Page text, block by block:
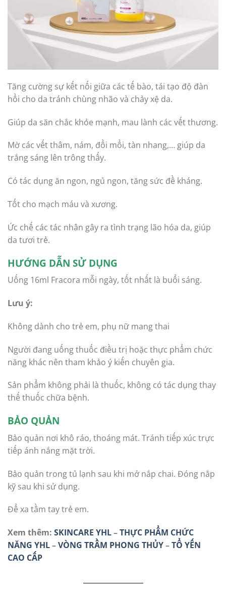
Tăng cường sự kết nối giữa các tế bào, tái tạo độ đàn
hồi cho da tránh chùng nhão và chảy xệ da.
Giúp da săn chắc khỏe mạnh, mau lành các vết thương.
Mờ các vết thâm, nám, đồi mồi, tàn nhang,… giúp da
trắng sáng lên trông thấy.
Có tác dụng ăn ngon, ngủ ngon, tăng sức đề kháng.
Tốt cho mạch máu và xương.
Ức chế các tác nhân gây ra tình trạng lão hóa da, giúp
da tươi trẻ.
HƯỚNG DẪN SỬ DỤNG
Uống 16ml Fracora mỗi ngày, tốt nhất là buổi sáng.
Lưu ý:
Không dành cho trẻ em, phụ nữ mang thai
Người đang uống thuốc điều trị hoặc thực phẩm chức
năng khác nên tham khảo ý kiến chuyên gia.
Sản phẩm không phải là thuốc, không có tác dụng thay
thế thuốc chữa bệnh.
BẢO QUẢN
Bảo quản nơi khô ráo, thoáng mát. Tránh tiếp xúc trực
tiếp ánh nắng mặt trời.
Bảo quản trong tủ lạnh sau khi mở nắp chai. Đóng nắp
kỹ sau khi sử dụng.
Để xa tầm tay trẻ em.
Xem thêm: SKINCARE YHL–THỰC PHẨM CHỨC
NĂNG YHL–VÒNG TRẦM PHONG THỦY–TỔ YẾN
CAO CẤP